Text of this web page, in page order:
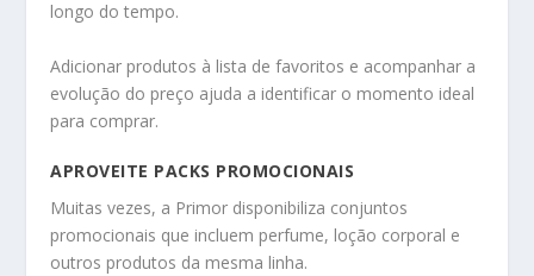
longo do tempo.
Adicionar produtos à lista de favoritos e acompanhar a
evolução do preço ajuda a identificar o momento ideal
para comprar.
APROVEITE PACKS PROMOCIONAIS
Muitas vezes, a Primor disponibiliza conjuntos
promocionais que incluem perfume, loção corporal e
outros produtos da mesma linha.